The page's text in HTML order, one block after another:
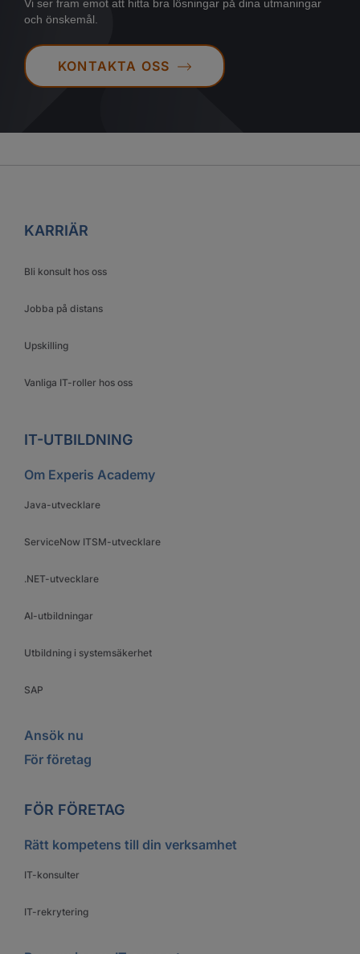
Vi ser fram emot att hitta bra lösningar på dina utmaningar
och önskemål.
KONTAKTA OSS
KARRIÄR
Bli konsult hos oss
Jobba på distans
Upskilling
Vanliga IT-roller hos oss
IT-UTBILDNING
Om Experis Academy
Java-utvecklare
ServiceNow ITSM-utvecklare
.NET-utvecklare
AI-utbildningar
Utbildning i systemsäkerhet
SAP
Ansök nu
För företag
FÖR FÖRETAG
Rätt kompetens till din verksamhet
IT-konsulter
IT-rekrytering